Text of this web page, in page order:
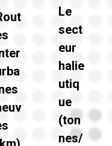
Le
sect
eur
halie
utiq
ue
(ton
nes/